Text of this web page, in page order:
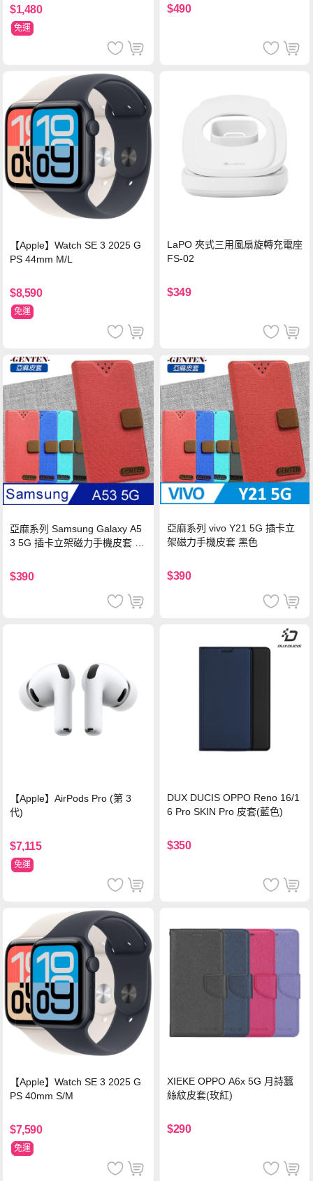
$1,480
免運
機/平板/筆電
$490
【Apple】Watch SE 3 2025 G
PS 44mm M/L
$8,590
免運
LaPO 夾式三用風扇旋轉充電座
FS-02
$349
亞麻系列 Samsung Galaxy A5
3 5G 插卡立架磁力手機皮套 藍
$390
亞麻系列 vivo Y21 5G 插卡立
架磁力手機皮套 黑色
$390
【Apple】AirPods Pro (第 3
代)
$7,115
免運
DUX DUCIS OPPO Reno 16/1
6 Pro SKIN Pro 皮套(藍色)
$350
【Apple】Watch SE 3 2025 G
PS 40mm S/M
$7,590
免運
XIEKE OPPO A6x 5G 月詩蠶
絲紋皮套(玫紅)
$290